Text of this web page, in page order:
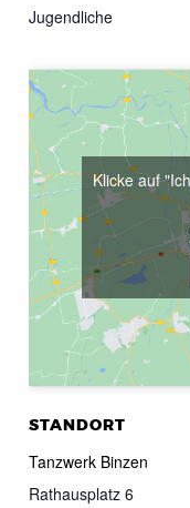
Jugendliche
STANDORT
Tanzwerk Binzen
Rathausplatz 6
Klicke auf